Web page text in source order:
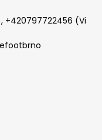
+420797722456 (Vi